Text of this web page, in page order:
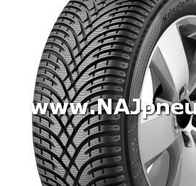
Dodávkové + malé úžitkové
Celoročné pneumatiky
Osobné/crossover + malé úžitkové
SUV/crossover + OFFRoad-ové
Dodávkové + malé úžitkové